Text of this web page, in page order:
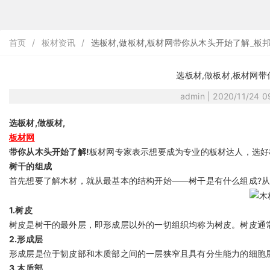
首页 / 板材资讯 / 选板材,做板材,板材网带你从木头开始了解_板
选板材,做板材,板材网带
admin | 2020/11/24
选板材,做板材,
板材网
带你从木头开始了解!板材网专家表示想要成为专业的板材达人，选
树干的组成
首先想要了解木材，就从最基本的结构开始——树干是有什么组成?
1.树皮
树皮是树干的最外层，即形成层以外的一切组织均称为树皮。树皮通
2.形成层
形成层是位于韧皮部和木质部之间的一层狭窄且具有分生能力的细